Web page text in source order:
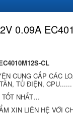
0.09A
CL
CUNG CẤP CÁC
TỦ ĐIỆN, CPU......
NHẤT…
XIN LIÊN HỆ VỚI